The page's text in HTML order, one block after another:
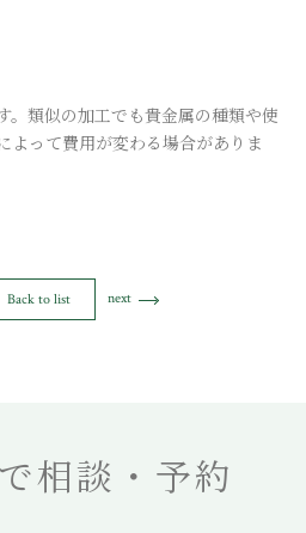
類似の加工でも貴金属の種類や使
よって費用が変わる場合がありま
Back to list next
相談・予約